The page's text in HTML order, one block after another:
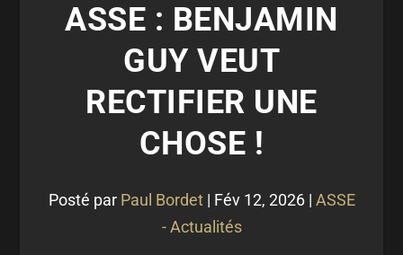
ASSE : BENJAMIN
GUY VEUT
RECTIFIER UNE
CHOSE !
Posté par Paul Bordet| Fév 12, 2026| ASSE
- Actualités